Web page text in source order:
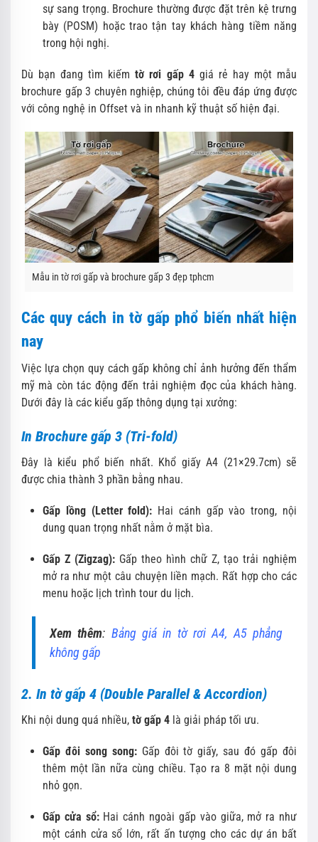
sự sang trọng. Brochure thường được đặt trên kệ trưng
bày (POSM) hoặc trao tận tay khách hàng tiềm năng
trong hội nghị.
Dù bạn đang tìm kiếmtờ rơi gấp 4giá rẻ hay một mẫu
brochure gấp 3 chuyên nghiệp, chúng tôi đều đáp ứng được
với công nghệ in Offset và in nhanh kỹ thuật số hiện đại.
Mẫu in tờ rơi gấp và brochure gấp 3 đẹp tphcm
Các quy cách in tờ gấp phổ biến nhất hiện
nay
Việc lựa chọn quy cách gấp không chỉ ảnh hưởng đến thẩm
mỹ mà còn tác động đến trải nghiệm đọc của khách hàng.
Dưới đây là các kiểu gấp thông dụng tại xưởng:
In Brochure gấp 3 (Tri-fold)
Đây là kiểu phổ biến nhất. Khổ giấy A4 (21×29.7cm) sẽ
được chia thành 3 phần bằng nhau.
Gấp lồng (Letter fold): Hai cánh gấp vào trong, nội
dung quan trọng nhất nằm ở mặt bìa.
Gấp Z (Zigzag): Gấp theo hình chữ Z, tạo trải nghiệm
mở ra như một câu chuyện liền mạch. Rất hợp cho các
menu hoặc lịch trình tour du lịch.
Xem thêm: Bảng giá in tờ rơi A4, A5 phẳng
không gấp
2. In tờ gấp 4 (Double Parallel & Accordion)
Khi nội dung quá nhiều, tờ gấp 4 là giải pháp tối ưu.
Gấp đôi song song:Gấp đôi tờ giấy, sau đó gấp đôi
thêm một lần nữa cùng chiều. Tạo ra 8 mặt nội dung
nhỏ gọn.
Gấp cửa sổ:Hai cánh ngoài gấp vào giữa, mở ra như
một cánh cửa sổ lớn, rất ấn tượng cho các dự án bất